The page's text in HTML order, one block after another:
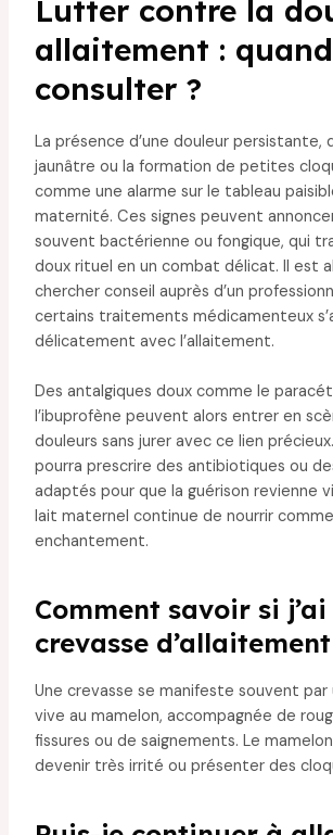
Lutter contre la
allaitement : quand
consulter ?
La présence d’une douleur persistante,
jaunâtre ou la formation de petites
comme une alarme sur le tableau
maternité. Ces signes peuvent
souvent bactérienne ou fongique, qui
doux rituel en un combat délicat. Il est
chercher conseil auprès d’un
certains traitements médicamenteux
délicatement avec l’allaitement.
Des antalgiques doux comme le
l’ibuprofène peuvent alors entrer en
douleurs sans jurer avec ce lien
pourra prescrire des antibiotiques ou
adaptés pour que la guérison revienne
lait maternel continue de nourrir
enchantement.
Comment savoir si
crevasse
Une crevasse se manifeste souvent par
vive au mamelon, accompagnée de
fissures ou de saignements. Le
devenir très irrité ou présenter des